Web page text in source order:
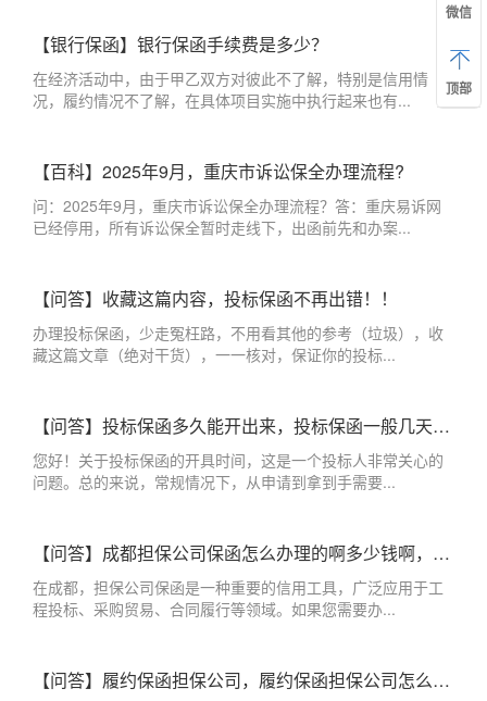
【银行保函】银行保函手续费是多少？
在经济活动中，由于甲乙双方对彼此不了解，特别是信用情
况，履约情况不了解，在具体项目实施中执行起来也有...
【百科】2025年9月，重庆市诉讼保全办理流程?
问：2025年9月，重庆市诉讼保全办理流程？答：重庆易诉网
已经停用，所有诉讼保全暂时走线下，出函前先和办案...
【问答】收藏这篇内容，投标保函不再出错！！
办理投标保函，少走冤枉路，不用看其他的参考（垃圾），收
藏这篇文章（绝对干货），一一核对，保证你的投标...
【问答】投标保函多久能开出来，投标保函一般几天出来？
您好！关于投标保函的开具时间，这是一个投标人非常关心的
问题。总的来说，常规情况下，从申请到拿到手需要...
【问答】成都担保公司保函怎么办理的啊多少钱啊，成都办理保函的担保公司
在成都，担保公司保函是一种重要的信用工具，广泛应用于工
程投标、采购贸易、合同履行等领域。如果您需要办...
【问答】履约保函担保公司，履约保函担保公司怎么办理
微信
顶部